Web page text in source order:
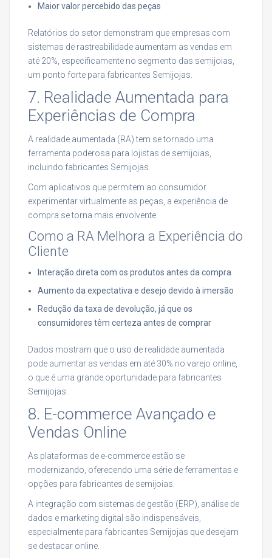
Maior valor percebido das peças
Relatórios do setor demonstram que empresas com
sistemas de rastreabilidade aumentam as vendas em
até 20%, especificamente no segmento das semijoias,
um ponto forte para fabricantes Semijojas.
7. Realidade Aumentada para
Experiências de Compra
A realidade aumentada (RA) tem se tornado uma
ferramenta poderosa para lojistas de semijoias,
incluindo fabricantes Semijojas.
Com aplicativos que permitem ao consumidor
experimentar virtualmente as peças, a experiência de
compra se torna mais envolvente.
Como a RA Melhora a Experiência do
Cliente
Interação direta com os produtos antes da compra
Aumento da expectativa e desejo devido à imersão
Redução da taxa de devolução, já que os
consumidores têm certeza antes de comprar
Dados mostram que o uso de realidade aumentada
pode aumentar as vendas em até 30% no varejo online,
o que é uma grande oportunidade para fabricantes
Semijojas.
8. E-commerce Avançado e
Vendas Online
As plataformas de e-commerce estão se
modernizando, oferecendo uma série de ferramentas e
opções para fabricantes de semijoias.
A integração com sistemas de gestão (ERP), análise de
dados e marketing digital são indispensáveis,
especialmente para fabricantes Semijojas que desejam
se destacar online.